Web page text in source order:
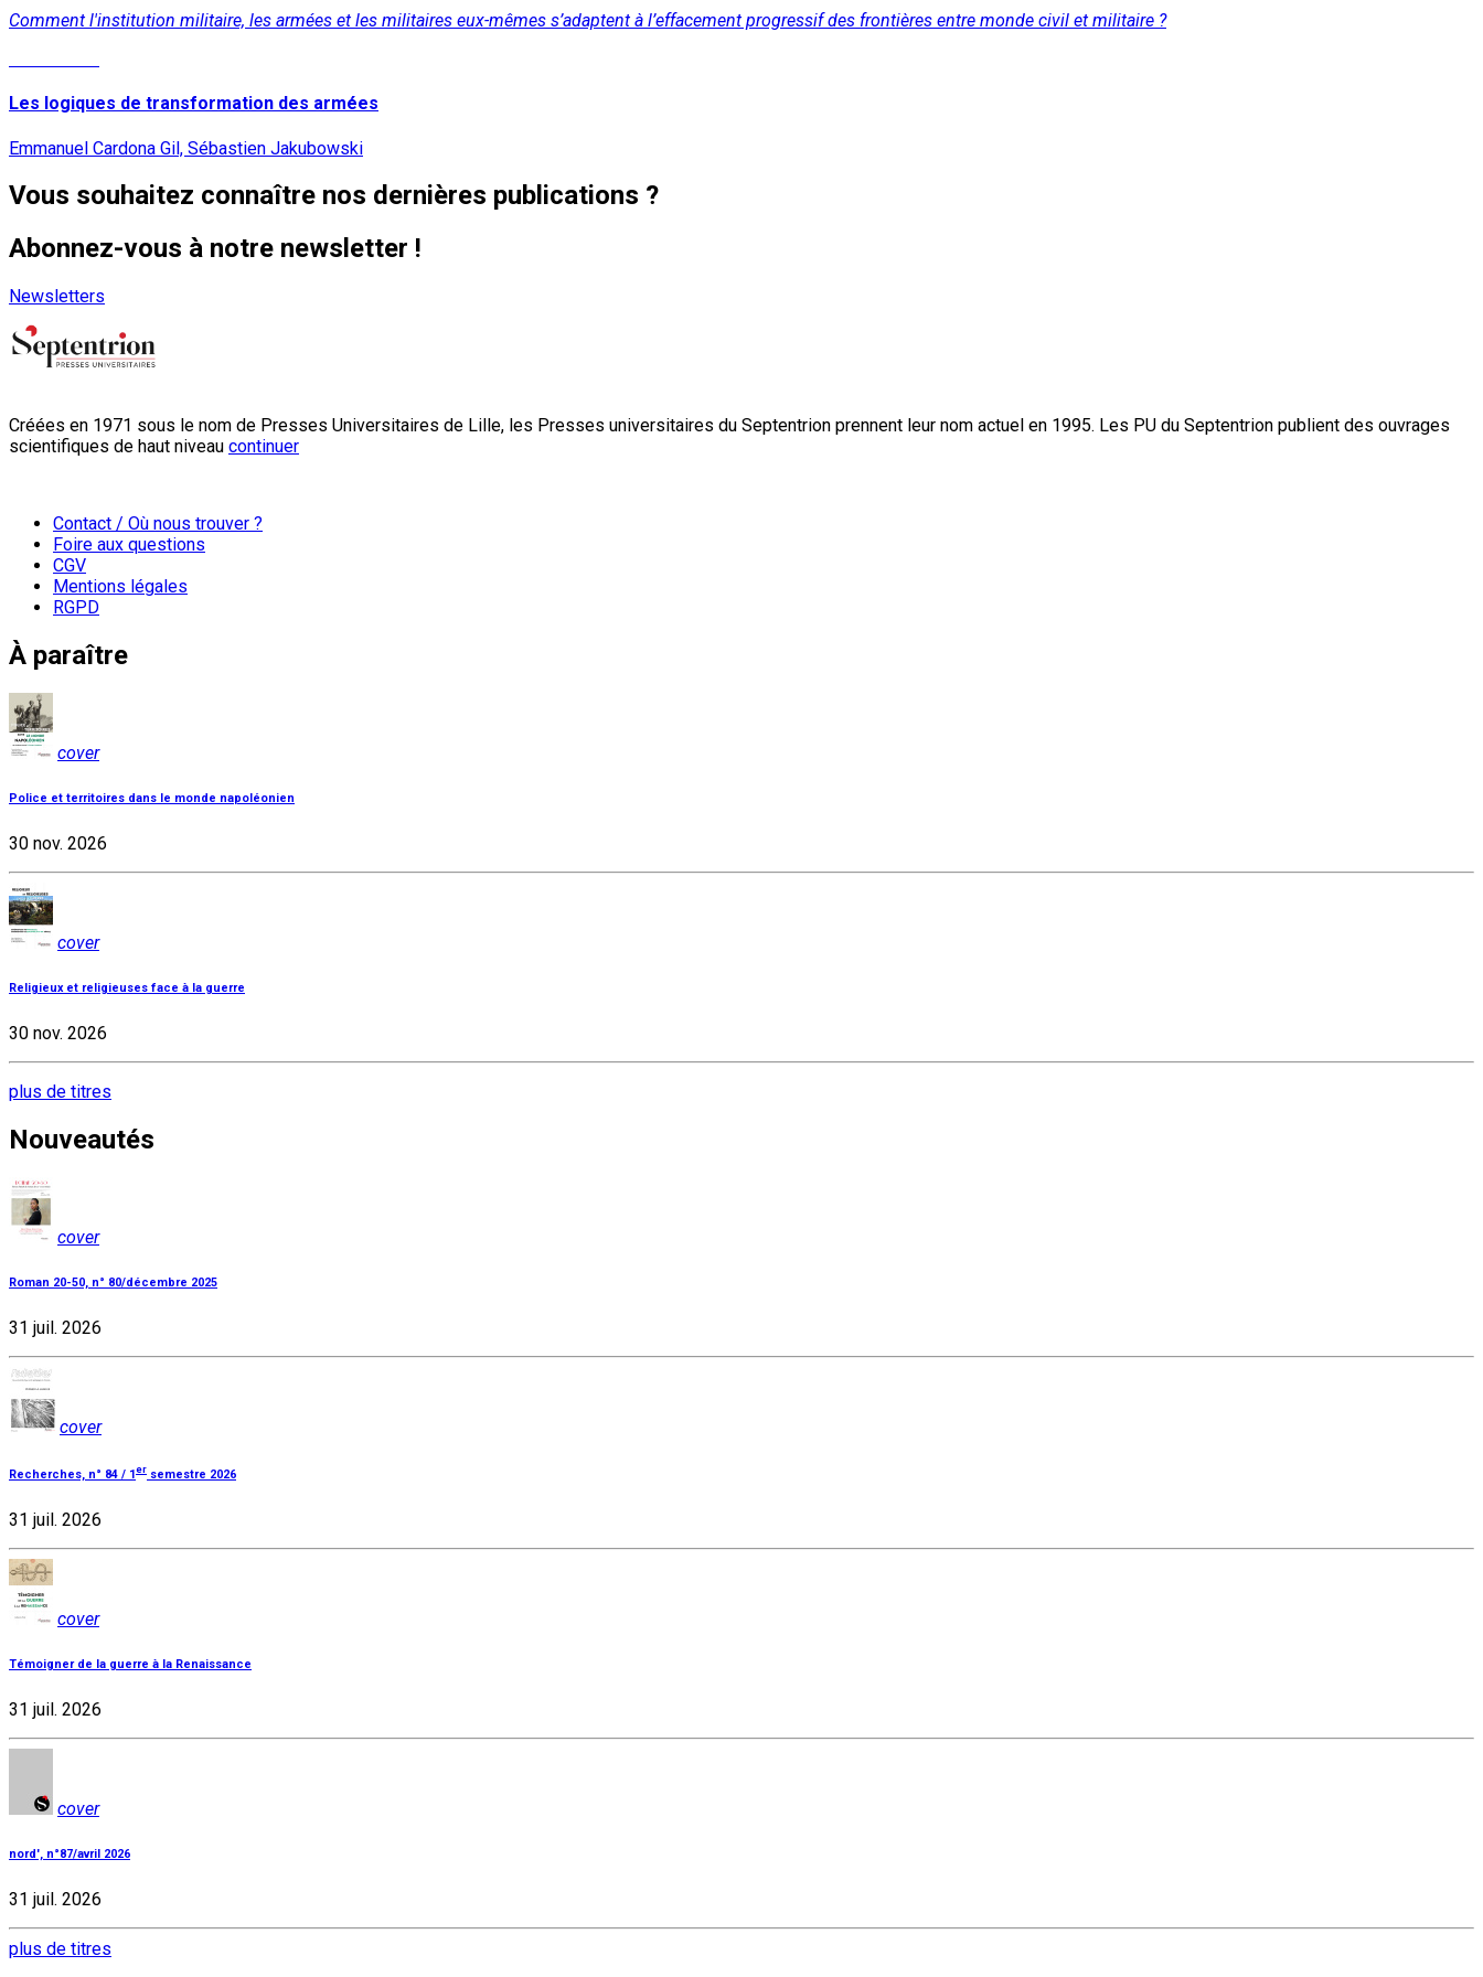
Comment l'institution militaire, les armées et les militaires eux-mêmes s’adaptent à l’effacement progressif des frontières entre monde civil et militaire ?
Les logiques de transformation des armées
Emmanuel Cardona Gil, Sébastien Jakubowski
Vous souhaitez connaître nos dernières publications ?
Abonnez-vous à notre newsletter !
Newsletters
Créées en 1971 sous le nom de Presses Universitaires de Lille, les Presses universitaires du Septentrion prennent leur nom actuel en 1995. Les PU du Septentrion publient des ouvrages
scientifiques de haut niveau continuer
Contact / Où nous trouver ?
Foire aux questions
CGV
Mentions légales
RGPD
À paraître
cover
Police et territoires dans le monde napoléonien
30 nov. 2026
cover
Religieux et religieuses face à la guerre
30 nov. 2026
plus de titres
Nouveautés
cover
Roman 20-50, n° 80/décembre 2025
31 juil. 2026
cover
Recherches, n° 84 / 1 er semestre 2026
31 juil. 2026
cover
Témoigner de la guerre à la Renaissance
31 juil. 2026
cover
nord', n°87/avril 2026
31 juil. 2026
plus de titres